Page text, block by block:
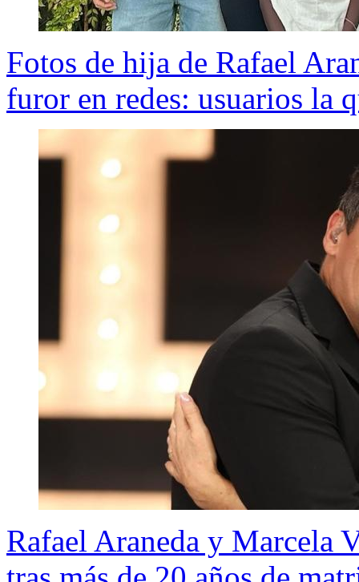
Fotos de hija de Rafael
furor en redes: usuarios la
Rafael Araneda y Marcela